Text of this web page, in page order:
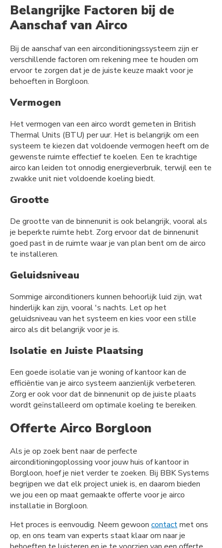
Belangrijke Factoren bij de
Aanschaf van Airco
Bij de aanschaf van een airconditioningssysteem zijn er
verschillende factoren om rekening mee te houden om
ervoor te zorgen dat je de juiste keuze maakt voor je
behoeften in Borgloon.
Vermogen
Het vermogen van een airco wordt gemeten in British
Thermal Units (BTU) per uur. Het is belangrijk om een
systeem te kiezen dat voldoende vermogen heeft om de
gewenste ruimte effectief te koelen. Een te krachtige
airco kan leiden tot onnodig energieverbruik, terwijl een te
zwakke unit niet voldoende koeling biedt.
Grootte
De grootte van de binnenunit is ook belangrijk, vooral als
je beperkte ruimte hebt. Zorg ervoor dat de binnenunit
goed past in de ruimte waar je van plan bent om de airco
te installeren.
Geluidsniveau
Sommige airconditioners kunnen behoorlijk luid zijn, wat
hinderlijk kan zijn, vooral 's nachts. Let op het
geluidsniveau van het systeem en kies voor een stille
airco als dit belangrijk voor je is.
Isolatie en Juiste Plaatsing
Een goede isolatie van je woning of kantoor kan de
efficiëntie van je airco systeem aanzienlijk verbeteren.
Zorg er ook voor dat de binnenunit op de juiste plaats
wordt geïnstalleerd om optimale koeling te bereiken.
Offerte Airco Borgloon
Als je op zoek bent naar de perfecte
airconditioningoplossing voor jouw huis of kantoor in
Borgloon, hoef je niet verder te zoeken. Bij BBK Systems
begrijpen we dat elk project uniek is, en daarom bieden
we jou een op maat gemaakte offerte voor je airco
installatie in Borgloon.
Het proces is eenvoudig. Neem gewoon contactmet ons
op, en ons team van experts staat klaar om naar je